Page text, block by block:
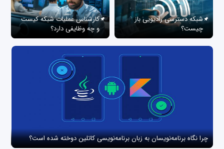
شبکه دسترسی رادیویی باز
چیست؟
کارشناس عملیات شبکه کیست
و چه وظایفی دارد؟
چرا نگاه برنامه‌نویسان به زبان برنامه‌نویسی کاتلین دوخته شده است؟